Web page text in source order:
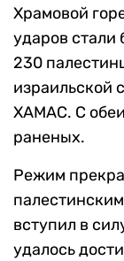
Храмовой
ударов стали
230
израильской
ХАМАС. С
раненых.
Режим
вступил в
удалось